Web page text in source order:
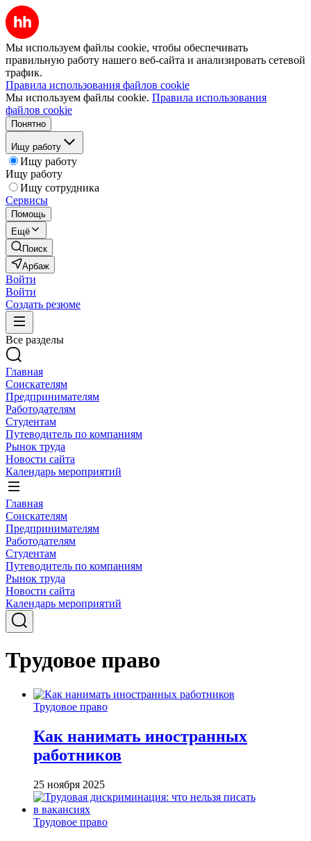
Мы используем файлы cookie, чтобы обеспечивать
правильную работу нашего веб-сайта и анализировать сетевой
трафик.
Правила использования файлов cookie
Мы используем файлы cookie. Правила использования
файлов cookie
Понятно
Ищу работу
Ищу работу
Ищу работу
Ищу сотрудника
Сервисы
Помощь
Ещё
Поиск
Арбаж
Войти
Войти
Создать резюме
Все разделы
Главная
Соискателям
Предпринимателям
Работодателям
Студентам
Путеводитель по компаниям
Рынок труда
Новости сайта
Календарь мероприятий
Главная
Соискателям
Предпринимателям
Работодателям
Студентам
Путеводитель по компаниям
Рынок труда
Новости сайта
Календарь мероприятий
Трудовое право
Трудовое право
Как нанимать иностранных
работников
25 ноября 2025
Трудовое право